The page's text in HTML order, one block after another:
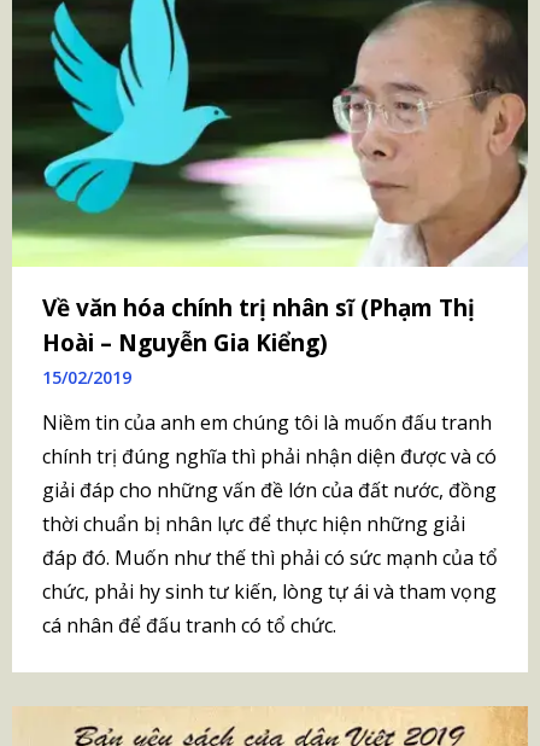
Về văn hóa chính trị nhân sĩ (Phạm Thị
Hoài – Nguyễn Gia Kiểng)
15/02/2019
Niềm tin của anh em chúng tôi là muốn đấu tranh
chính trị đúng nghĩa thì phải nhận diện được và có
giải đáp cho những vấn đề lớn của đất nước, đồng
thời chuẩn bị nhân lực để thực hiện những giải
đáp đó. Muốn như thế thì phải có sức mạnh của tổ
chức, phải hy sinh tư kiến, lòng tự ái và tham vọng
cá nhân để đấu tranh có tổ chức.